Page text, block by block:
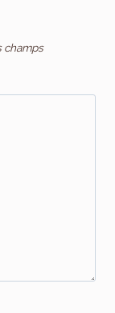
champs